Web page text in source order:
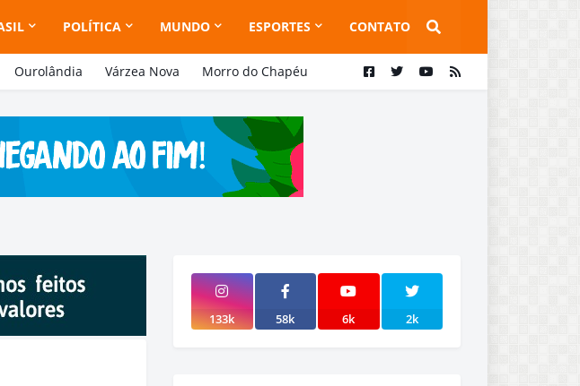
POLÍTICA MUNDO ESPORTES CONTATO
Ourolândia Várzea Nova Morro do Chapéu
133k 58k 6k 2k